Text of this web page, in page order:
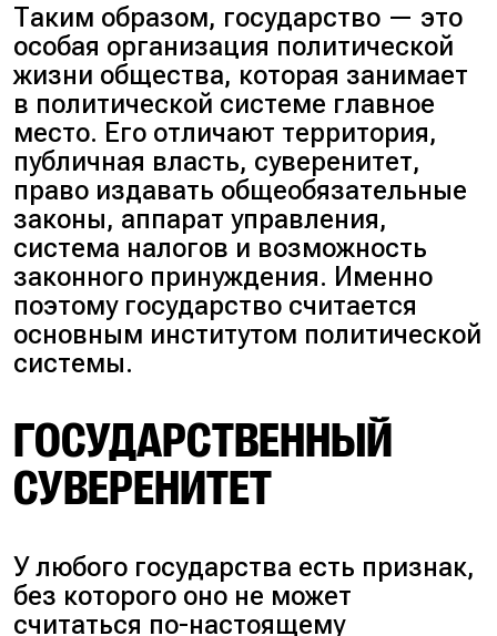
Таким образом, государство — это
особая организация политической
жизни общества, которая занимает
в политической системе главное
место. Его отличают территория,
публичная власть, суверенитет,
право издавать общеобязательные
законы, аппарат управления,
система налогов и возможность
законного принуждения. Именно
поэтому государство считается
основным институтом политической
системы.
ГОСУДАРСТВЕННЫЙ
СУВЕРЕНИТЕТ
У любого государства есть признак,
без которого оно не может
считаться по-настоящему